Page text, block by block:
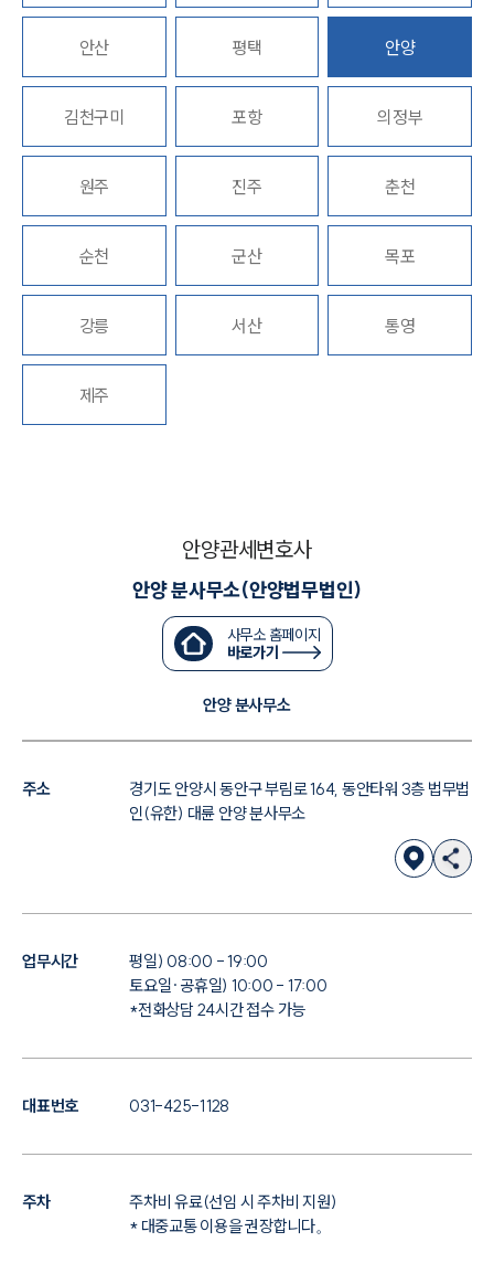
소식/자료
언론보도
공지사항
법률 블로그
법률서식
세미나
대륜법률상담예약
안산 평택 안양
김천구미 포항 의정부
원주 진주 춘천
순천 군산 목포
강릉 서산 통영
제주
안양관세변호사
안양 분사무소(안양법무법인)
사무소 홈페이지
바로가기
안양 분사무소
주소
경기도 안양시 동안구 부림로 164, 동안타워 3층 법무법
인(유한) 대륜 안양 분사무소
업무시간
평일) 08:00 - 19:00
토요일·공휴일) 10:00 - 17:00
*전화상담 24시간 접수 가능
대표번호 031-425-1128
주차
주차비 유료(선임 시 주차비 지원)
* 대중교통 이용을 권장합니다。